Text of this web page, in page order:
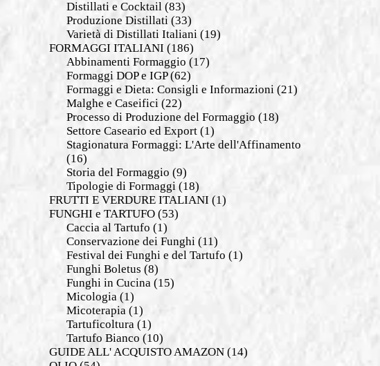
Distillati e Cocktail (83)
Produzione Distillati (33)
Varietà di Distillati Italiani (19)
FORMAGGI ITALIANI (186)
Abbinamenti Formaggio (17)
Formaggi DOP e IGP(62)
Formaggi e Dieta: Consigli e Informazioni (21)
Malghe e Caseifici (22)
Processo di Produzione del Formaggio (18)
Settore Caseario ed Export(1)
Stagionatura Formaggi: L'Arte dell'Affinamento
(16)
Storia del Formaggio (9)
Tipologie di Formaggi (18)
FRUTTI E VERDURE ITALIANI (1)
FUNGHI e TARTUFO(53)
Caccia al Tartufo (1)
Conservazione dei Funghi (11)
Festival dei Funghi e del Tartufo (1)
Funghi Boletus (8)
Funghi in Cucina (15)
Micologia (1)
Micoterapia (1)
Tartuficoltura (1)
Tartufo Bianco (10)
GUIDE ALL' ACQUISTO AMAZON(14)